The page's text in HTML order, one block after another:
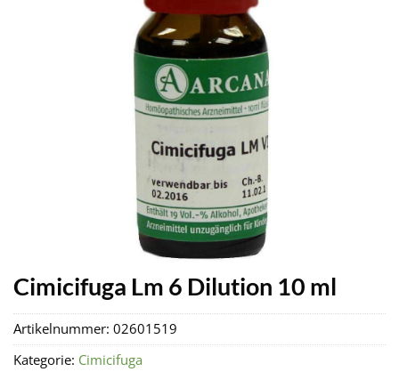
Cimicifuga Lm 6 Dilution 10 ml
Artikelnummer: 02601519
Kategorie: Cimicifuga